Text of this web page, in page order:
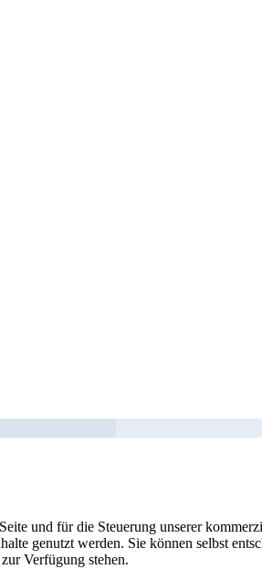
und für die Steuerung unserer
genutzt werden. Sie können selbst
Verfügung stehen.